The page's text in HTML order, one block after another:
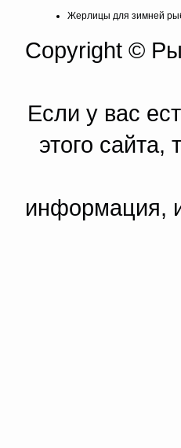
Жерлицы для зимней
Copyright ©
Если у вас
этого сайта,
информация,